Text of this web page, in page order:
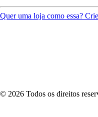
Quer uma loja como essa?
© 2026 Todos os direitos